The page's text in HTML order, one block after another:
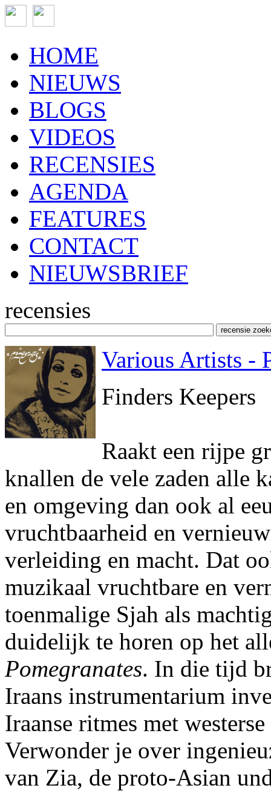
HOME
NIEUWS
BLOGS
VIDEOS
RECENSIES
AGENDA
FEATURES
CONTACT
NIEUWSBRIEF
recensies
Various Artists -
Finders Keepers
Raakt een rijpe
knallen de vele zaden alle
en omgeving dan ook al
vruchtbaarheid en
verleiding en macht. Dat
muzikaal vruchtbare en
toenmalige Sjah als
duidelijk te horen op het
Pomegranates. In die tijd
Iraans instrumentarium
Iraanse ritmes met
Verwonder je over
van Zia, de proto-Asian